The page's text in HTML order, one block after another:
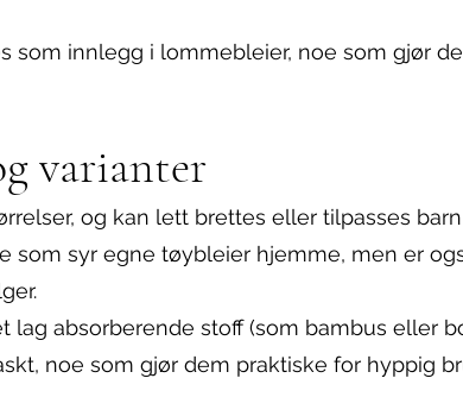
som innlegg i lommebleier, noe som gjør
varianter
og kan lett brettes eller tilpasses
som syr egne tøybleier hjemme, men er
lag absorberende stoff (som bambus eller
noe som gjør dem praktiske for hyppig